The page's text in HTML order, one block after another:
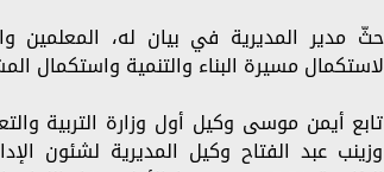
لاستكمال مسيرة البناء والتنمية واستكمال
تابع أيمن موسى وكيل أول وزارة التربية
وزينب عبد الفتاح وكيل المديرية لشئون